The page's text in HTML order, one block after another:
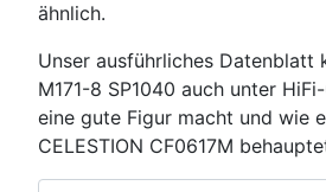
ähnlich.
Unser ausführliches Datenblatt
M171-8 SP1040 auch unter
eine gute Figur macht und wie
CELESTION CF0617M